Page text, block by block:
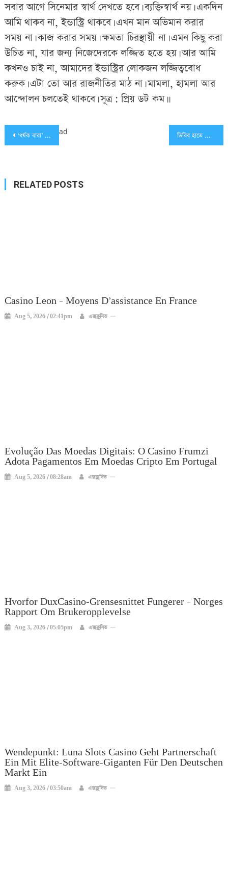
সবার আগে সিনেমার স্বার্থ দেখতে হবে। ব্যক্তিস্বার্থ নয়। একদিন
আমি থাকব না, ইন্ডাস্ট্রি থাকবে। এখন মান অভিমান করার
সময় না। কাজ করার সময়। ক্ষমতা চিরস্থায়ী না। এমন কিছু করা
উচিত না, যার জন্য নিজেদেরকে লজ্জিত হতে হয়। আর আমি
কখনও চাই না, আমাদের ইন্ডাস্ট্রির লোকজন লজ্জিত্ববোধ
করুক। এটা তো আর রাজনীতির মাঠ না। মামলা, হামলা আর
আন্দোলন চলতেই থাকবে। সূত্র : প্রিয় ডট কম।।
Post
‘ধর্ষক বাবা’ পাপোশ তৈরির কথা বললেই অজ্ঞান ডিবির হাতে যে কারনে দুই ফেসবুক মডেল গ্রেফতার
ad
RELATED POSTS
Casino Leon – Moyens D’assistance En France
Aug 5, 2026 / 02:41pm এক্সক্লুসিভ
Evolução Das Moedas Digitais: O Casino Frumzi
Adota Pagamentos Em Moedas Cripto Em Portugal
Aug 5, 2026 / 08:28am এক্সক্লুসিভ
Hvorfor DuxCasino-Grensesnittet Fungerer – Norges
Rapport Om Brukeropplevelse
Aug 3, 2026 / 05:05pm এক্সক্লুসিভ
Wendepunkt: Luna Slots Casino Geht Partnerschaft
Ein Mit Elite-Software-Giganten Für Den Deutschen
Markt Ein
Aug 3, 2026 / 03:50am এক্সক্লুসিভ